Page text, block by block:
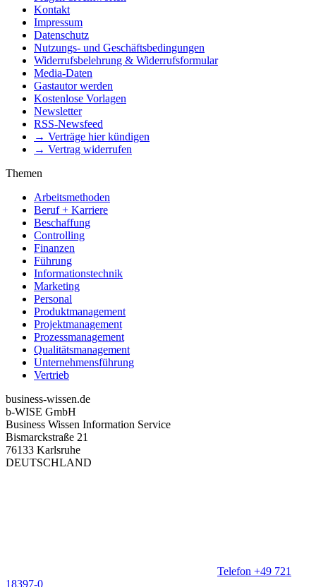
Kontakt
Impressum
Datenschutz
Nutzungs- und Geschäftsbedingungen
Widerrufsbelehrung & Widerrufsformular
Media-Daten
Gastautor werden
Kostenlose Vorlagen
Newsletter
RSS-Newsfeed
→ Verträge hier kündigen
→ Vertrag widerrufen
Themen
Arbeitsmethoden
Beruf + Karriere
Beschaffung
Controlling
Finanzen
Führung
Informationstechnik
Marketing
Personal
Produktmanagement
Projektmanagement
Prozessmanagement
Qualitätsmanagement
Unternehmensführung
Vertrieb
business-wissen.de
b-WISE GmbH
Business Wissen Information Service
Bismarckstraße 21
76133 Karlsruhe
DEUTSCHLAND
Telefon +49 721
18397-0